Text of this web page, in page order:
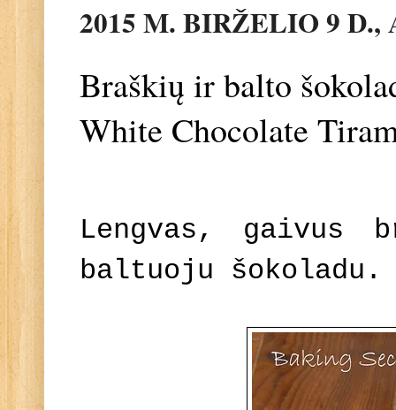
2015 M. BIRŽELIO 9 D.,
Braškių ir balto
White Chocolate
Lengvas, gaivus
baltuoju šokoladu.